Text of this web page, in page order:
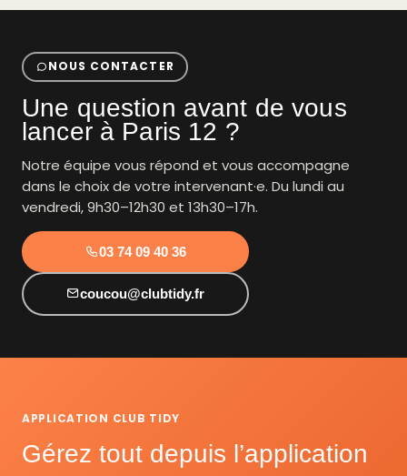
NOUS CONTACTER
Une question avant de vous
lancer à Paris 12 ?
Notre équipe vous répond et vous accompagne
dans le choix de votre intervenant·e. Du lundi au
vendredi, 9h30–12h30 et 13h30–17h.
03 74 09 40 36
coucou@clubtidy.fr
APPLICATION CLUB TIDY
Gérez tout depuis l’application